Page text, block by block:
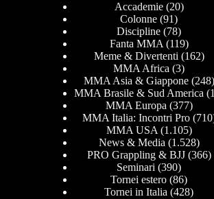
Accademie(20)
Colonne (91)
Discipline (78)
Fanta MMA (119)
Meme & Divertenti (162)
MMA Africa (3)
MMA Asia & Giappone(248)
MMA Brasile & Sud America
MMA Europa (377)
MMA Italia: Incontri Pro
MMA USA (1.105)
News & Media (1.528)
PRO Grappling & BJJ(366)
Seminari (390)
Tornei estero (86)
Tornei in Italia (428)